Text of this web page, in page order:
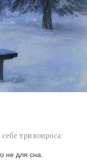
три вопроса:
не для сна.